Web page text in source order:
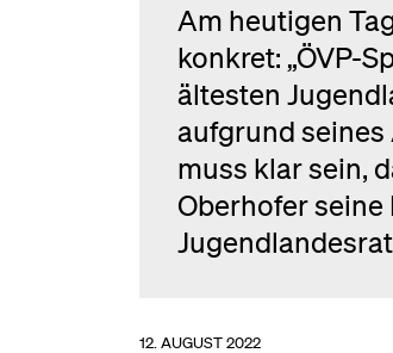
Am heutigen
konkret: „ÖVP-
ältesten
aufgrund seines
muss klar sein,
Oberhofer seine
12. AUGUST 2022